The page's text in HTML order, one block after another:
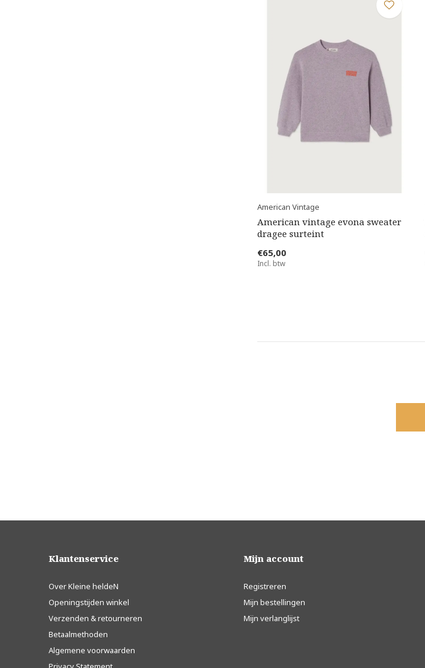
American Vintage
American vintage evona sweater
dragee surteint
€65,00
Incl. btw
Klantenservice
Over Kleine heldeN
Openingstijden winkel
Verzenden & retourneren
Betaalmethoden
Algemene voorwaarden
Mijn account
Registreren
Mijn bestellingen
Mijn verlanglijst